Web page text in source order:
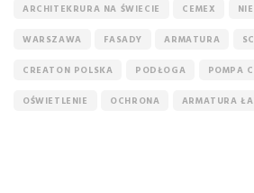
ARCHITEKRURA NA ŚWIECIE CEMEX
WARSZAWA FASADY ARMATURA
CREATON POLSKA PODŁOGA POMPA
OŚWIETLENIE OCHRONA ARMATURA